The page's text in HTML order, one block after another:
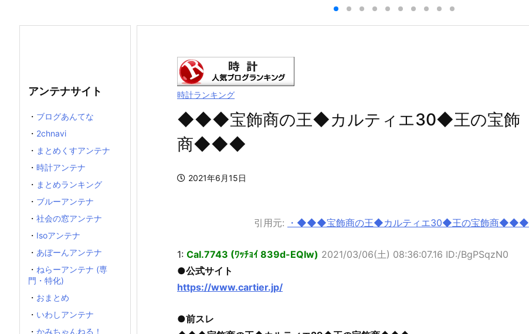
時計ランキング
◆◆◆宝飾商の王◆カルティエ30◆王の宝飾
商◆◆◆
2021年6月15日
引用元: ・◆◆◆宝飾商の王◆カルティエ30◆王の宝飾商◆◆◆
1: Cal.7743 (ﾜｯﾁｮｲ 839d-EQIw) 2021/03/06(土) 08:36:07.16 ID:/BgPSqzN0
●公式サイト
https://www.cartier.jp/
●前スレ
アンテナサイト
・ ブログあんてな
・ 2chnavi
・ まとめくすアンテナ
・ 時計アンテナ
・ まとめランキング
・ ブルーアンテナ
・ 社会の窓アンテナ
・ Isoアンテナ
・ あぼーんアンテナ
・ ねらーアンテナ (専
門・特化)
・ おまとめ
・ いわしアンテナ
・ かみちゃんねる！